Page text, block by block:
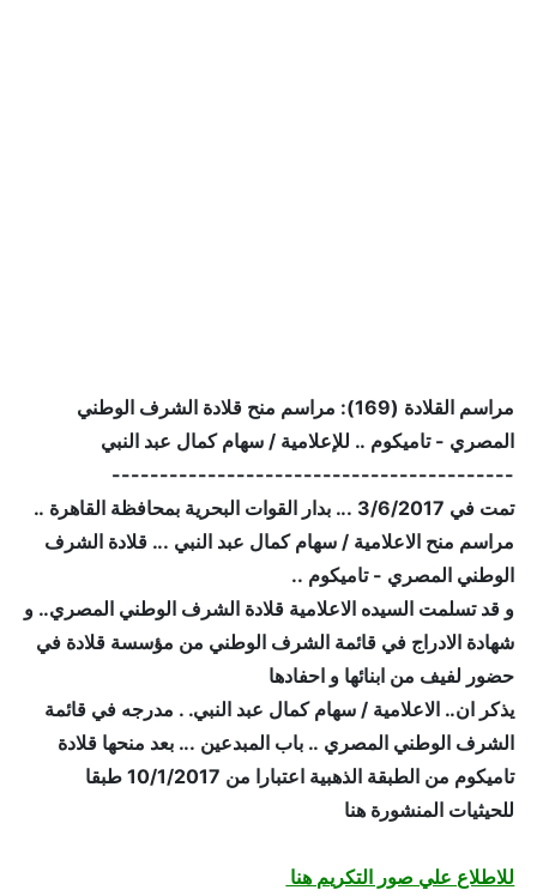
مراسم القلادة (169): مراسم منح قلادة الشرف الوطني
المصري - تاميكوم .. للإعلامية / سهام كمال عبد النبي
------------------------------------------
تمت في 3/6/2017 ... بدار القوات البحرية بمحافظة القاهرة ..
مراسم منح الاعلامية / سهام كمال عبد النبي ... قلادة الشرف
الوطني المصري - تاميكوم ..
و قد تسلمت السيده الاعلامية قلادة الشرف الوطني المصري.. و
شهادة الادراج في قائمة الشرف الوطني من مؤسسة قلادة في
حضور لفيف من ابنائها و احفادها
يذكر ان.. الاعلامية / سهام كمال عبد النبي. . مدرجه في قائمة
الشرف الوطني المصري .. باب المبدعين ... بعد منحها قلادة
تاميكوم من الطبقة الذهبية اعتبارا من 10/1/2017 طبقا
للحيثيات المنشورة هنا
للاطلاع علي صور التكريم هنا